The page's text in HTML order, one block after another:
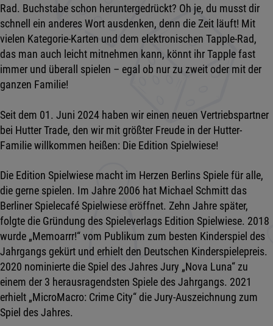
Rad. Buchstabe schon heruntergedrückt? Oh je, du musst dir
schnell ein anderes Wort ausdenken, denn die Zeit läuft! Mit
vielen Kategorie-Karten und dem elektronischen Tapple-Rad,
das man auch leicht mitnehmen kann, könnt ihr Tapple fast
immer und überall spielen – egal ob nur zu zweit oder mit der
ganzen Familie!
Seit dem 01. Juni 2024 haben wir einen neuen Vertriebspartner
bei Hutter Trade, den wir mit größter Freude in der Hutter-
Familie willkommen heißen: Die Edition Spielwiese!
Die Edition Spielwiese macht im Herzen Berlins Spiele für alle,
die gerne spielen. Im Jahre 2006 hat Michael Schmitt das
Berliner Spielecafé Spielwiese eröffnet. Zehn Jahre später,
folgte die Gründung des Spieleverlags Edition Spielwiese. 2018
wurde „Memoarrr!“ vom Publikum zum besten Kinderspiel des
Jahrgangs gekürt und erhielt den Deutschen Kinderspielepreis.
2020 nominierte die Spiel des Jahres Jury „Nova Luna“ zu
einem der 3 herausragendsten Spiele des Jahrgangs. 2021
erhielt „MicroMacro: Crime City“ die Jury-Auszeichnung zum
Spiel des Jahres.